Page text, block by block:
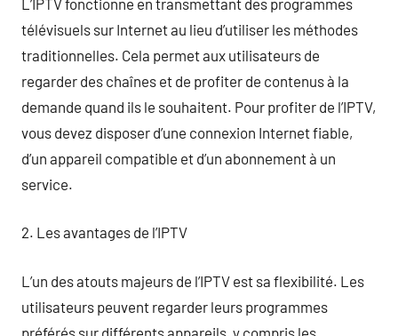
télévisuels sur Internet au lieu d’utiliser les méthodes
traditionnelles. Cela permet aux utilisateurs de
regarder des chaînes et de profiter de contenus à la
demande quand ils le souhaitent. Pour profiter de l’IPTV,
vous devez disposer d’une connexion Internet fiable,
d’un appareil compatible et d’un abonnement à un
service.
2. Les avantages de l’IPTV
L’un des atouts majeurs de l’IPTV est sa flexibilité. Les
utilisateurs peuvent regarder leurs programmes
préférés sur différents appareils, y compris les